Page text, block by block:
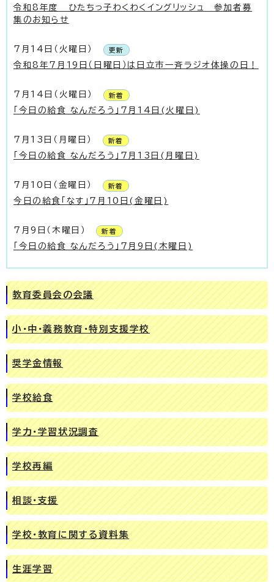
令和8年度 ひたちっ子わくわくイングリッシュ 参加者募
集のお知らせ
7月14日（火曜日） 更新
令和8年7月19日（日曜日）は日立市一斉ラジオ体操の日！
7月14日（火曜日） 新着
「今日の給食 なんだろう」7月14日(火曜日)
7月13日（月曜日） 新着
「今日の給食 なんだろう」7月13日(月曜日)
7月10日（金曜日） 新着
今日の給食「なす」7月10日(金曜日)
7月9日（木曜日） 新着
「今日の給食 なんだろう」7月9日(木曜日)
教育委員会の会議
小・中・義務教育・特別支援学校
奨学金情報
学校給食
学力・学習状況調査
学校再編
相談・支援
学校・教育に関する資料集
生涯学習